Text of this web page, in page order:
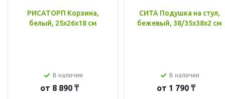
РИСАТОРП Корзина,
белый, 25x26x18 см
В наличии
от 8 890 ₸
СИТА Подушка на стул,
бежевый, 38/35x38x2 см
В наличии
от 1 790 ₸